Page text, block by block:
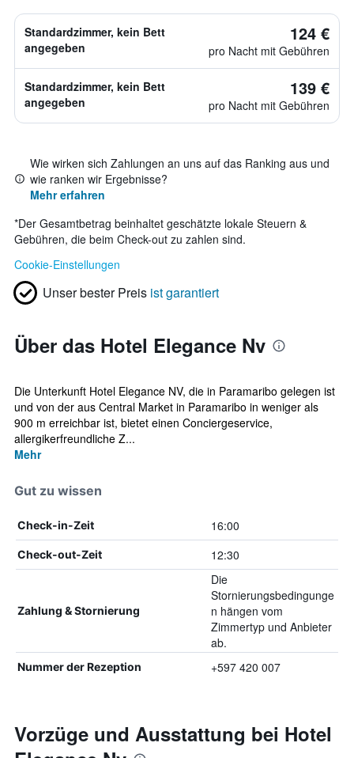
Standardzimmer, kein Bett
angegeben
124 €
pro Nacht mit Gebühren
Standardzimmer, kein Bett
angegeben
139 €
pro Nacht mit Gebühren
Wie wirken sich Zahlungen an uns auf das Ranking aus und
wie ranken wir Ergebnisse?
Mehr erfahren
*Der Gesamtbetrag beinhaltet geschätzte lokale Steuern &
Gebühren, die beim Check-out zu zahlen sind.
Cookie-Einstellungen
Unser bester Preis ist garantiert
Über das Hotel Elegance Nv
Die Unterkunft Hotel Elegance NV, die in Paramaribo gelegen ist
und von der aus Central Market in Paramaribo in weniger als
900 m erreichbar ist, bietet einen Conciergeservice,
allergikerfreundliche Z...
Mehr
Gut zu wissen
Check-in-Zeit 16:00
Check-out-Zeit 12:30
Zahlung & Stornierung
Die
Stornierungsbedingunge
n hängen vom
Zimmertyp und Anbieter
ab.
Nummer der Rezeption +597 420 007
Vorzüge und Ausstattung bei Hotel